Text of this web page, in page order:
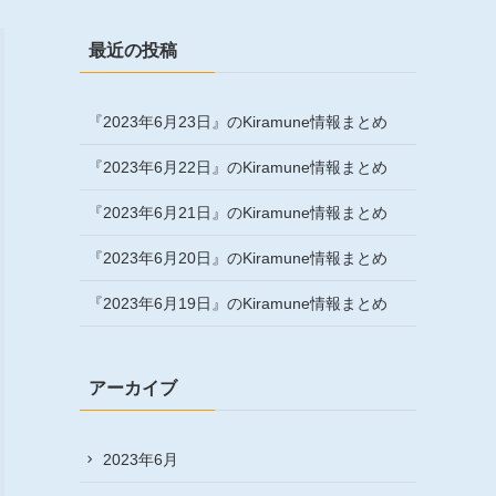
最近の投稿
『2023年6月23日』のKiramune情報まとめ
『2023年6月22日』のKiramune情報まとめ
『2023年6月21日』のKiramune情報まとめ
『2023年6月20日』のKiramune情報まとめ
『2023年6月19日』のKiramune情報まとめ
アーカイブ
2023年6月